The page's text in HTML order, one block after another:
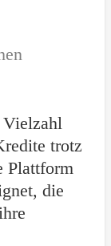
trotz
Plattform
die